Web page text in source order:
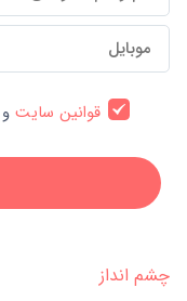
قوانین سایتو
چشم انداز